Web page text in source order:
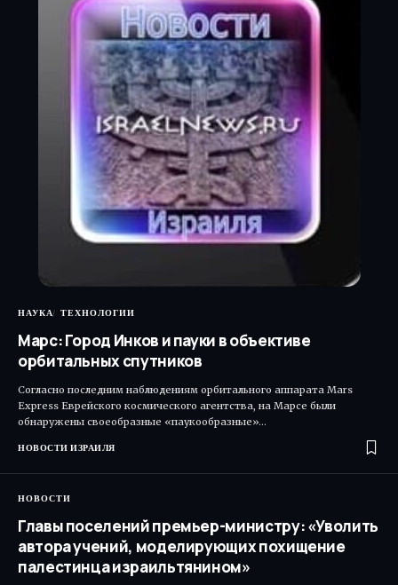
НАУКА ТЕХНОЛОГИИ
Марс: Город Инков и пауки в объективе
орбитальных спутников
Согласно последним наблюдениям орбитального аппарата Mars
Express Еврейского космического агентства, на Марсе были
обнаружены своеобразные «паукообразные»…
НОВОСТИ ИЗРАИЛЯ
НОВОСТИ
Главы поселений премьер-министру: «Уволить
автора учений, моделирующих похищение
палестинца израильтянином»